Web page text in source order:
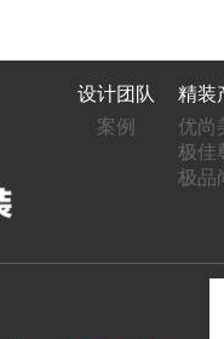
设计团队
案例
精装
优尚
极佳
极品